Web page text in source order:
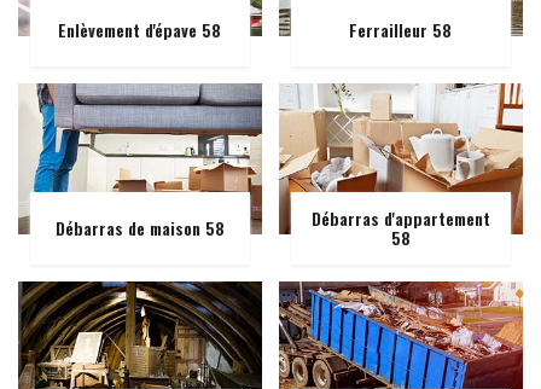
Enlèvement d'épave 58 Ferrailleur 58
Débarras de maison 58 Débarras d'appartement
58